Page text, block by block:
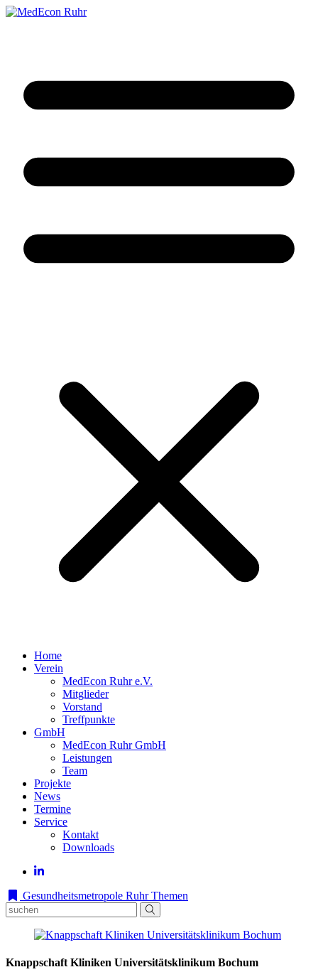
Home
Verein
MedEcon Ruhr e.V.
Mitglieder
Vorstand
Treffpunkte
GmbH
MedEcon Ruhr GmbH
Leistungen
Team
Projekte
News
Termine
Service
Kontakt
Downloads
Gesundheitsmetropole Ruhr Themen
Knappschaft Kliniken Universitätsklinikum Bochum